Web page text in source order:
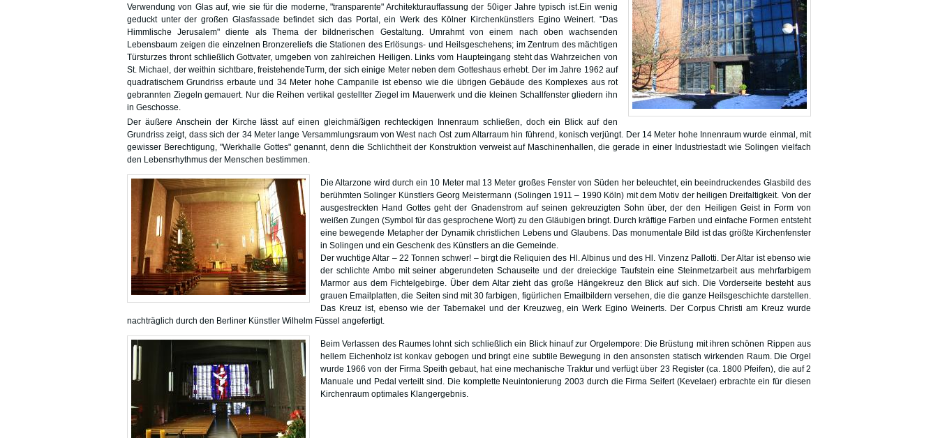
Verwendung von Glas auf, wie sie für die moderne, "transparente" Architekturauffassung der 50iger Jahre typisch ist.Ein wenig
geduckt unter der großen Glasfassade befindet sich das Portal, ein Werk des Kölner Kirchenkünstlers Egino Weinert. "Das
Himmlische Jerusalem" diente als Thema der bildnerischen Gestaltung. Umrahmt von einem nach oben wachsenden
Lebensbaum zeigen die einzelnen Bronzereliefs die Stationen des Erlösungs- und Heilsgeschehens; im Zentrum des mächtigen
Türsturzes thront schließlich Gottvater, umgeben von zahlreichen Heiligen. Links vom Haupteingang steht das Wahrzeichen von
St. Michael, der weithin sichtbare, freistehendeTurm, der sich einige Meter neben dem Gotteshaus erhebt. Der im Jahre 1962 auf
quadratischem Grundriss erbaute und 34 Meter hohe Campanile ist ebenso wie die übrigen Gebäude des Komplexes aus rot
gebrannten Ziegeln gemauert. Nur die Reihen vertikal gestellter Ziegel im Mauerwerk und die kleinen Schallfenster gliedern ihn
in Geschosse.
Der äußere Anschein der Kirche lässt auf einen gleichmäßigen rechteckigen Innenraum schließen, doch ein Blick auf den
Grundriss zeigt, dass sich der 34 Meter lange Versammlungsraum von West nach Ost zum Altarraum hin führend, konisch verjüngt. Der 14 Meter hohe Innenraum wurde einmal, mit
gewisser Berechtigung, "Werkhalle Gottes" genannt, denn die Schlichtheit der Konstruktion verweist auf Maschinenhallen, die gerade in einer Industriestadt wie Solingen vielfach
den Lebensrhythmus der Menschen bestimmen.
Die Altarzone wird durch ein 10 Meter mal 13 Meter großes Fenster von Süden her beleuchtet, ein beeindruckendes Glasbild des
berühmten Solinger Künstlers Georg Meistermann (Solingen 1911 – 1990 Köln) mit dem Motiv der heiligen Dreifaltigkeit. Von der
ausgestreckten Hand Gottes geht der Gnadenstrom auf seinen gekreuzigten Sohn über, der den Heiligen Geist in Form von
weißen Zungen (Symbol für das gesprochene Wort) zu den Gläubigen bringt. Durch kräftige Farben und einfache Formen entsteht
eine bewegende Metapher der Dynamik christlichen Lebens und Glaubens. Das monumentale Bild ist das größte Kirchenfenster
in Solingen und ein Geschenk des Künstlers an die Gemeinde.
Der wuchtige Altar – 22 Tonnen schwer! – birgt die Reliquien des Hl. Albinus und des Hl. Vinzenz Pallotti. Der Altar ist ebenso wie
der schlichte Ambo mit seiner abgerundeten Schauseite und der dreieckige Taufstein eine Steinmetzarbeit aus mehrfarbigem
Marmor aus dem Fichtelgebirge. Über dem Altar zieht das große Hängekreuz den Blick auf sich. Die Vorderseite besteht aus
grauen Emailplatten, die Seiten sind mit 30 farbigen, figürlichen Emailbildern versehen, die die ganze Heilsgeschichte darstellen.
Das Kreuz ist, ebenso wie der Tabernakel und der Kreuzweg, ein Werk Egino Weinerts. Der Corpus Christi am Kreuz wurde
nachträglich durch den Berliner Künstler Wilhelm Füssel angefertigt.
Beim Verlassen des Raumes lohnt sich schließlich ein Blick hinauf zur Orgelempore: Die Brüstung mit ihren schönen Rippen aus
hellem Eichenholz ist konkav gebogen und bringt eine subtile Bewegung in den ansonsten statisch wirkenden Raum. Die Orgel
wurde 1966 von der Firma Speith gebaut, hat eine mechanische Traktur und verfügt über 23 Register (ca. 1800 Pfeifen), die auf 2
Manuale und Pedal verteilt sind. Die komplette Neuintonierung 2003 durch die Firma Seifert (Kevelaer) erbrachte ein für diesen
Kirchenraum optimales Klangergebnis.